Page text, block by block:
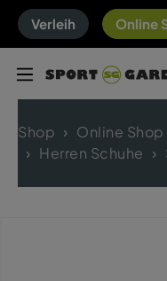
Verleih Online
Shop Online Shop
Herren Schuhe